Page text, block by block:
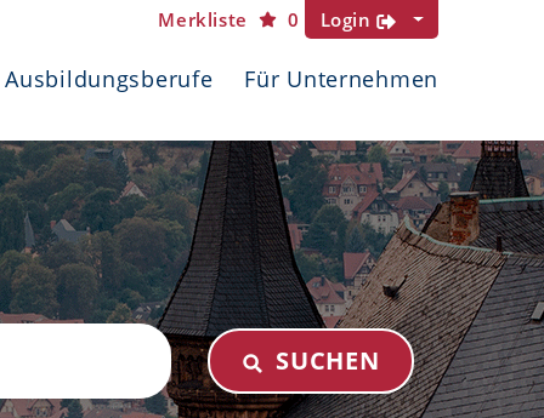
Merkliste 0 Login
Ausbildungsberufe Für Unternehmen
SUCHEN